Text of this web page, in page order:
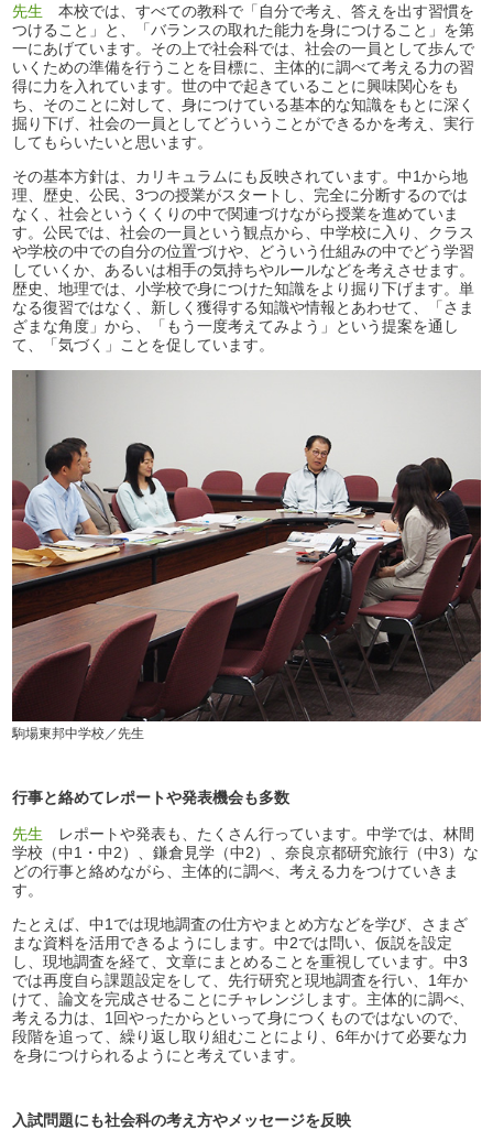
先生 本校では、すべての教科で「自分で考え、答えを出す習慣を
つけること」と、「バランスの取れた能力を身につけること」を第
一にあげています。その上で社会科では、社会の一員として歩んで
いくための準備を行うことを目標に、主体的に調べて考える力の習
得に力を入れています。世の中で起きていることに興味関心をも
ち、そのことに対して、身につけている基本的な知識をもとに深く
掘り下げ、社会の一員としてどういうことができるかを考え、実行
してもらいたいと思います。
その基本方針は、カリキュラムにも反映されています。中1から地
理、歴史、公民、3つの授業がスタートし、完全に分断するのでは
なく、社会というくくりの中で関連づけながら授業を進めていま
す。公民では、社会の一員という観点から、中学校に入り、クラス
や学校の中での自分の位置づけや、どういう仕組みの中でどう学習
していくか、あるいは相手の気持ちやルールなどを考えさせます。
歴史、地理では、小学校で身につけた知識をより掘り下げます。単
なる復習ではなく、新しく獲得する知識や情報とあわせて、「さま
ざまな角度」から、「もう一度考えてみよう」という提案を通し
て、「気づく」ことを促しています。
駒場東邦中学校／先生
行事と絡めてレポートや発表機会も多数
先生 レポートや発表も、たくさん行っています。中学では、林間
学校（中1・中2）、鎌倉見学（中2）、奈良京都研究旅行（中3）な
どの行事と絡めながら、主体的に調べ、考える力をつけていきま
す。
たとえば、中1では現地調査の仕方やまとめ方などを学び、さまざ
まな資料を活用できるようにします。中2では問い、仮説を設定
し、現地調査を経て、文章にまとめることを重視しています。中3
では再度自ら課題設定をして、先行研究と現地調査を行い、1年か
けて、論文を完成させることにチャレンジします。主体的に調べ、
考える力は、1回やったからといって身につくものではないので、
段階を追って、繰り返し取り組むことにより、6年かけて必要な力
を身につけられるようにと考えています。
入試問題にも社会科の考え方やメッセージを反映